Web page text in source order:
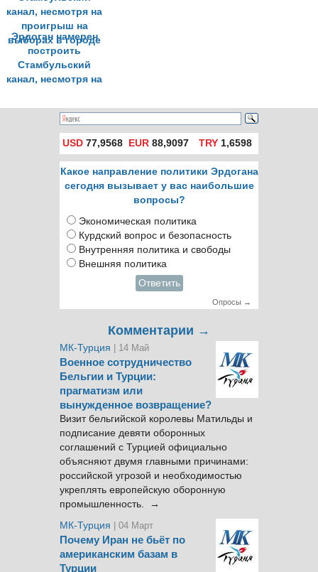
Эрдоган намерен
построить
Стамбульский
канал, несмотря на
выборах в городе
USD 77,9568 EUR 88,9097 TRY1,6598
Какое направление политики Эрдогана
сегодня вызывает у вас наибольшие
вопросы?
Экономическая политика
Курдский вопрос и безопасность
Внутренняя политика и свободы
Внешняя политика
Ответить
Опросы →
Комментарии →
МК-Турция | 14 Май
Военное сотрудничество
Бельгии и Турции:
прагматизм или
вынужденное возвращение?
Визит бельгийской королевы Матильды и
подписание девяти оборонных
соглашений с Турцией официально
объясняют двумя главными причинами:
российской угрозой и необходимостью
укреплять европейскую оборонную
промышленность. →
МК-Турция
| 04 Март
Почему Иран не бьёт по
американским базам в
Турции